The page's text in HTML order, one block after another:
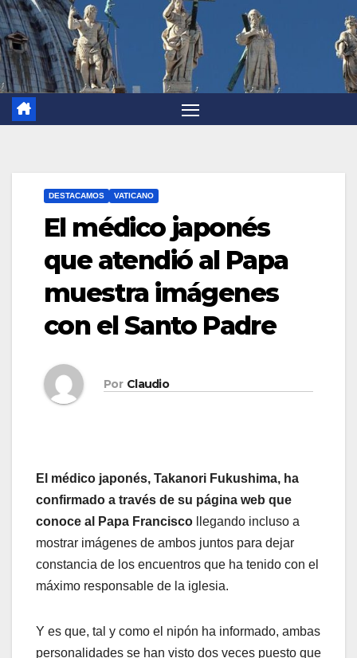
DESTACAMOS VATICANO
El médico japonés
que atendió al Papa
muestra imágenes
con el Santo Padre
Por Claudio
El médico japonés, Takanori Fukushima, ha
confirmado a través de su página web que
conoce al Papa Francisco llegando incluso a
mostrar imágenes de ambos juntos para dejar
constancia de los encuentros que ha tenido con el
máximo responsable de la iglesia.
Y es que, tal y como el nipón ha informado, ambas
personalidades se han visto dos veces puesto que